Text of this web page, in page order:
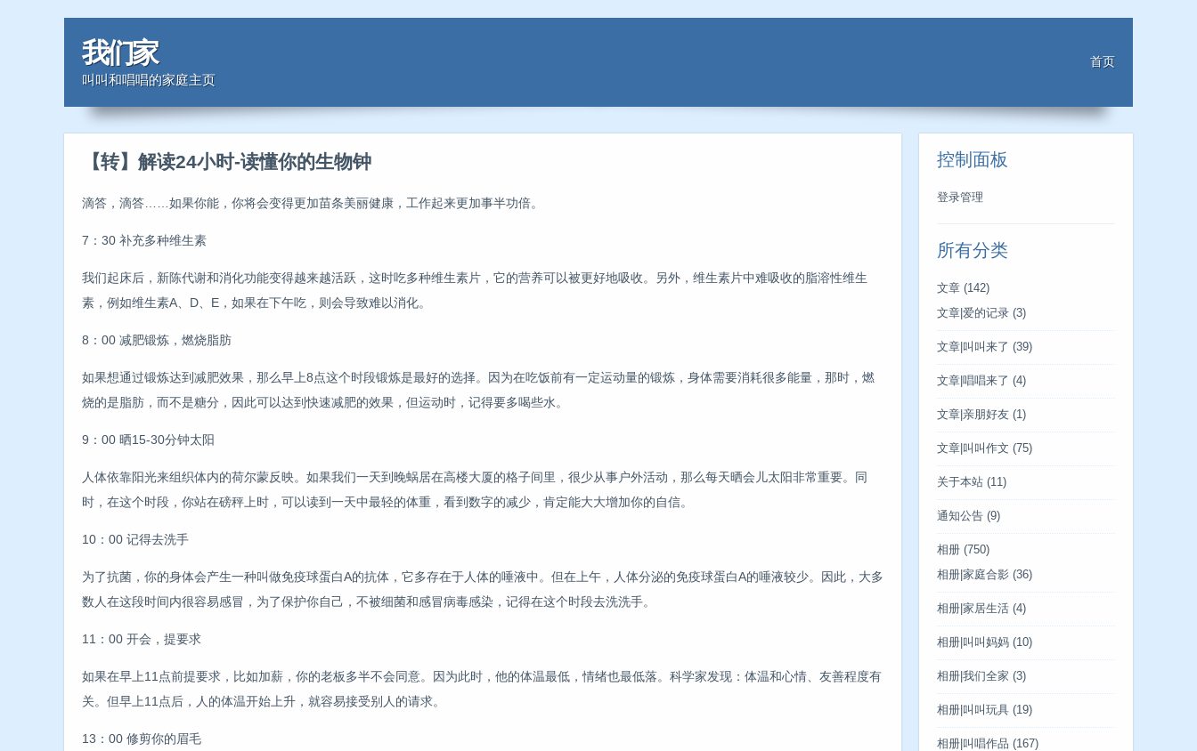
我们家
叫叫和唱唱的家庭主页
首页
【转】解读24小时-读懂你的生物钟
滴答，滴答……如果你能，你将会变得更加苗条美丽健康，工作起来更加事半功倍。
7：30 补充多种维生素
我们起床后，新陈代谢和消化功能变得越来越活跃，这时吃多种维生素片，它的营养可以被更好地吸收。另外，维生素片中难吸收的脂溶性维生
素，例如维生素A、D、E，如果在下午吃，则会导致难以消化。
8：00 减肥锻炼，燃烧脂肪
如果想通过锻炼达到减肥效果，那么早上8点这个时段锻炼是最好的选择。因为在吃饭前有一定运动量的锻炼，身体需要消耗很多能量，那时，燃
烧的是脂肪，而不是糖分，因此可以达到快速减肥的效果，但运动时，记得要多喝些水。
9：00 晒15-30分钟太阳
人体依靠阳光来组织体内的荷尔蒙反映。如果我们一天到晚蜗居在高楼大厦的格子间里，很少从事户外活动，那么每天晒会儿太阳非常重要。同
时，在这个时段，你站在磅秤上时，可以读到一天中最轻的体重，看到数字的减少，肯定能大大增加你的自信。
10：00 记得去洗手
为了抗菌，你的身体会产生一种叫做免疫球蛋白A的抗体，它多存在于人体的唾液中。但在上午，人体分泌的免疫球蛋白A的唾液较少。因此，大多
数人在这段时间内很容易感冒，为了保护你自己，不被细菌和感冒病毒感染，记得在这个时段去洗洗手。
11：00 开会，提要求
如果在早上11点前提要求，比如加薪，你的老板多半不会同意。因为此时，他的体温最低，情绪也最低落。科学家发现：体温和心情、友善程度有
关。但早上11点后，人的体温开始上升，就容易接受别人的请求。
13：00 修剪你的眉毛
控制面板
登录管理
所有分类
文章 (142)
文章|爱的记录 (3)
文章|叫叫来了 (39)
文章|唱唱来了 (4)
文章|亲朋好友 (1)
文章|叫叫作文 (75)
关于本站 (11)
通知公告 (9)
相册 (750)
相册|家庭合影 (36)
相册|家居生活 (4)
相册|叫叫妈妈 (10)
相册|我们全家 (3)
相册|叫叫玩具 (19)
相册|叫唱作品 (167)